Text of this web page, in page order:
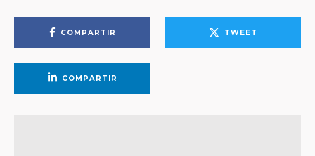
COMPARTIR TWEET
COMPARTIR